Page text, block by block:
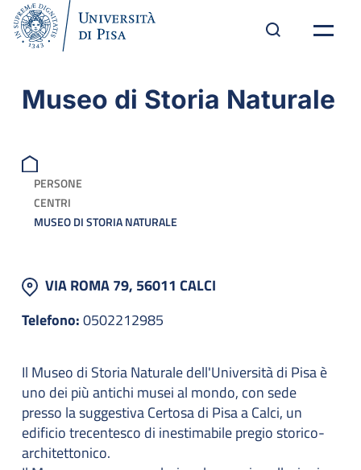
Museo di Storia Naturale
PERSONE
CENTRI
MUSEO DI STORIA NATURALE
VIA ROMA 79, 56011 CALCI
Telefono:0502212985
Il Museo di Storia Naturale dell'Università di Pisa è
uno dei più antichi musei al mondo, con sede
presso la suggestiva Certosa di Pisa a Calci, un
edificio trecentesco di inestimabile pregio storico-
architettonico.